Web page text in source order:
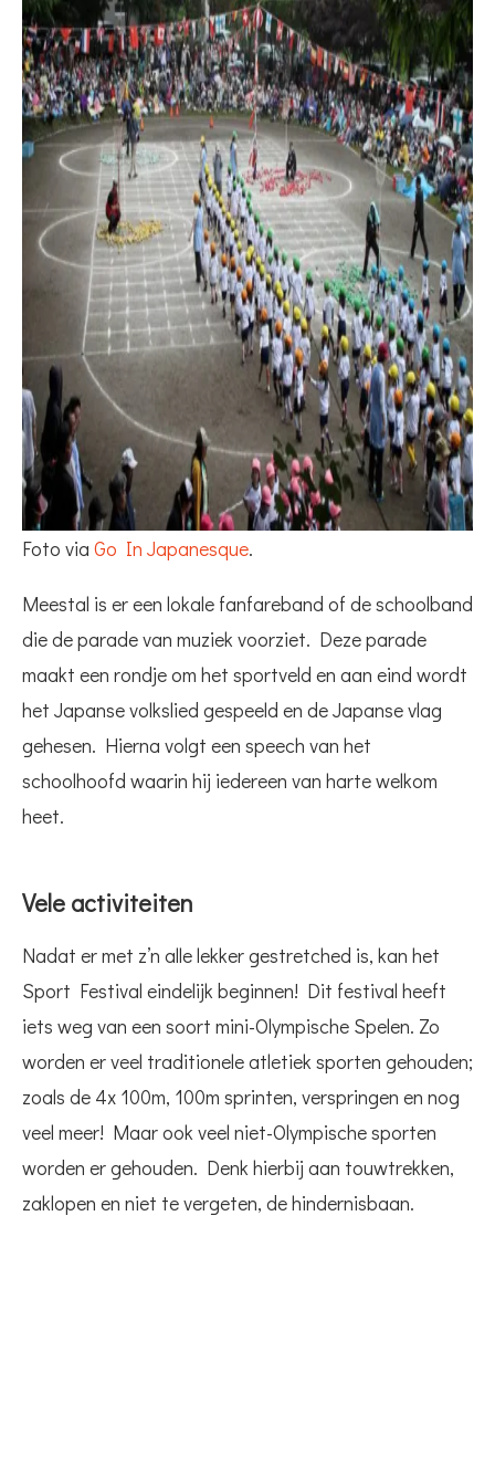
Foto via Go In Japanesque.
Meestal is er een lokale fanfareband of de schoolband
die de parade van muziek voorziet. Deze parade
maakt een rondje om het sportveld en aan eind wordt
het Japanse volkslied gespeeld en de Japanse vlag
gehesen. Hierna volgt een speech van het
schoolhoofd waarin hij iedereen van harte welkom
heet.
Vele activiteiten
Nadat er met z’n alle lekker gestretched is, kan het
Sport Festival eindelijk beginnen! Dit festival heeft
iets weg van een soort mini-Olympische Spelen. Zo
worden er veel traditionele atletiek sporten gehouden;
zoals de 4x 100m, 100m sprinten, verspringen en nog
veel meer! Maar ook veel niet-Olympische sporten
worden er gehouden. Denk hierbij aan touwtrekken,
zaklopen en niet te vergeten, de hindernisbaan.